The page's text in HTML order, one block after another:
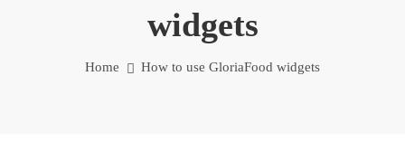
widgets
Home How to use GloriaFood widgets